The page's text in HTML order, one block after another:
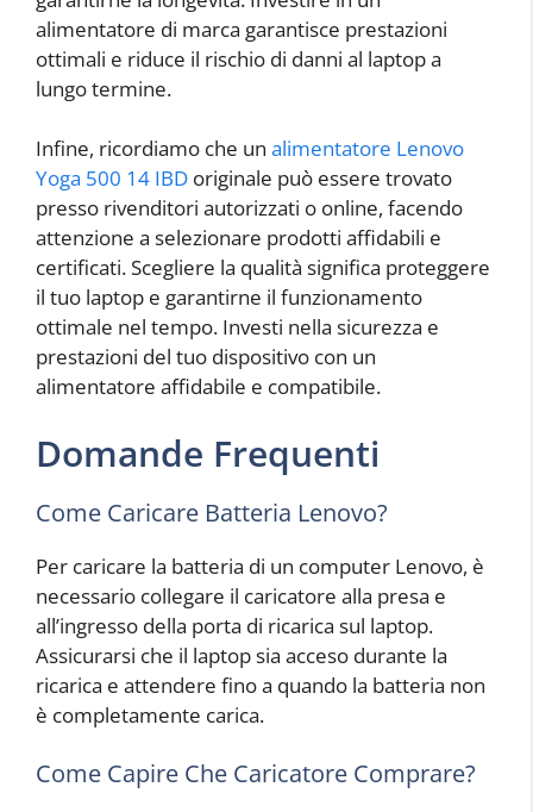
alimentatore di marca garantisce prestazioni
ottimali e riduce il rischio di danni al laptop a
lungo termine.
Infine, ricordiamo che un alimentatore Lenovo
Yoga 500 14 IBD originale può essere trovato
presso rivenditori autorizzati o online, facendo
attenzione a selezionare prodotti affidabili e
certificati. Scegliere la qualità significa proteggere
il tuo laptop e garantirne il funzionamento
ottimale nel tempo. Investi nella sicurezza e
prestazioni del tuo dispositivo con un
alimentatore affidabile e compatibile.
Domande Frequenti
Come Caricare Batteria Lenovo?
Per caricare la batteria di un computer Lenovo, è
necessario collegare il caricatore alla presa e
all’ingresso della porta di ricarica sul laptop.
Assicurarsi che il laptop sia acceso durante la
ricarica e attendere fino a quando la batteria non
è completamente carica.
Come Capire Che Caricatore Comprare?